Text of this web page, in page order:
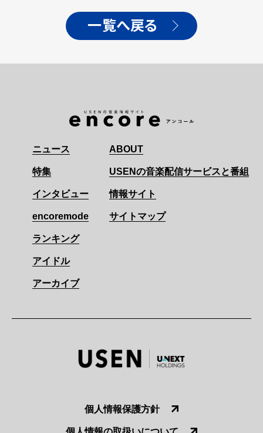
一覧へ戻る
ニュース
特集
インタビュー
encoremode
ランキング
アイドル
アーカイブ
ABOUT
USENの音楽配信サービスと番組
情報サイト
サイトマップ
個人情報保護方針